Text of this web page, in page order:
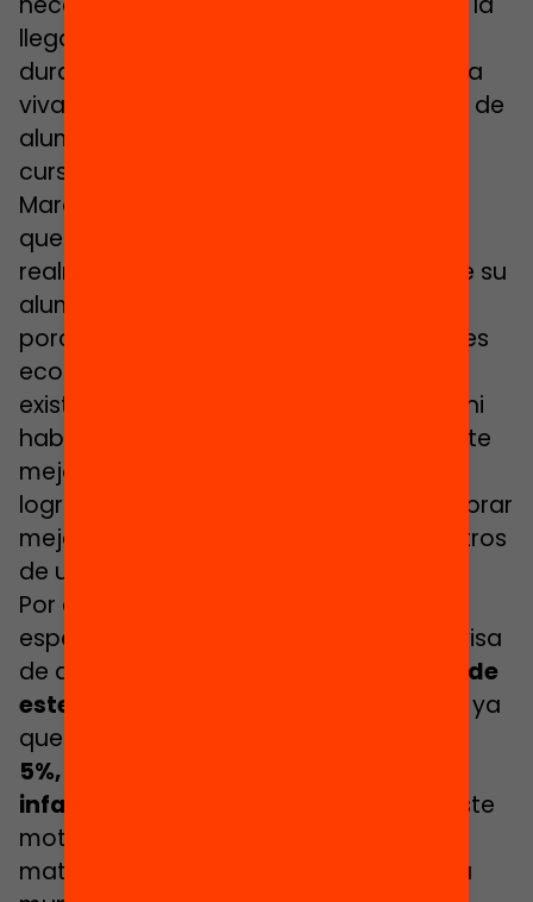
llegada constante de alumnos nuevos
durante el curso a causa de la matrícula
viva y de las ratios especialmente altas de
alumnado en el aula en determinados
cursos. El equipo directivo del Joan
Maragall de Lleida se ilusiona pensando
que “si todas las escuelas fueran
realmente iguales en la composición de su
alumnado, y todas tuvieran el mismo
porcentaje de alumnos con necesidades
económicas y sociales especiales, no
existiría el problema de la segregación ni
habría escuelas públicas supuestamente
mejores o peores”. Sostienen que para
lograrlo “bastaría con repartir y reequilibrar
mejor el alumnado entre todos los centros
de una misma población”.
Por eso, Xavier Bonal, sociólogo y
especialista en segregación escolar, avisa
de que “hay que
mejorar la detección de
este tipo de alumnado
n la primaria”, ya
que hasta ahora
5%, mientras que la tasa de pobreza
infantil en Cataluña es del 30%
. Por este
motivo, Bonal también apuesta por la
matrícula única, a través de una oficina